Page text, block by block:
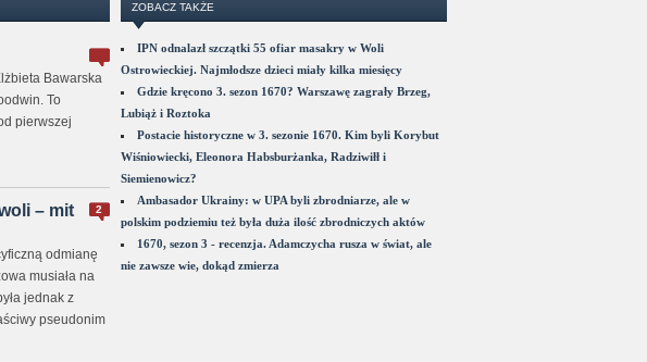
Bawarska
To
pierwszej
2
– mit
odmianę
musiała na
jednak z
pseudonim
ZOBACZ TAKŻE
IPN odnalazł szczątki 55 ofiar masakry w Woli
Ostrowieckiej. Najmłodsze dzieci miały kilka miesięcy
Gdzie kręcono 3. sezon 1670? Warszawę zagrały Brzeg,
Lubiąż i Roztoka
Postacie historyczne w 3. sezonie 1670. Kim byli Korybut
Wiśniowiecki, Eleonora Habsburżanka, Radziwiłł i
Siemienowicz?
Ambasador Ukrainy: w UPA byli zbrodniarze, ale w
polskim podziemiu też była duża ilość zbrodniczych aktów
1670, sezon 3 - recenzja. Adamczycha rusza w świat, ale
nie zawsze wie, dokąd zmierza